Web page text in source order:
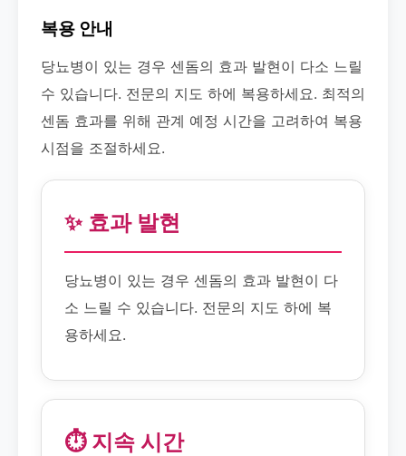
복용 안내
당뇨병이 있는 경우 센돔의 효과 발현이 다소 느릴
수 있습니다. 전문의 지도 하에 복용하세요. 최적의
센돔 효과를 위해 관계 예정 시간을 고려하여 복용
시점을 조절하세요.
✨ 효과 발현
당뇨병이 있는 경우 센돔의 효과 발현이 다
소 느릴 수 있습니다. 전문의 지도 하에 복
용하세요.
⏱️ 지속 시간